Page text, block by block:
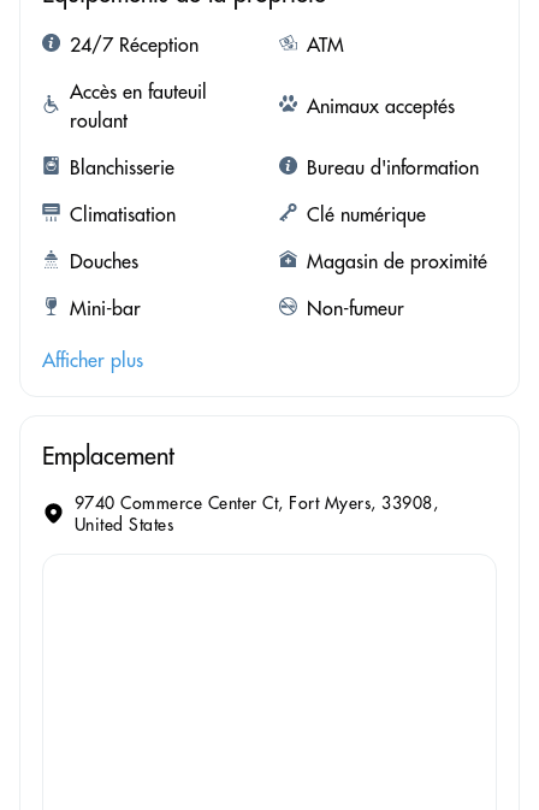
24/7 Réception
ATM
Accès en fauteuil
roulant
Animaux acceptés
Blanchisserie
Bureau d'information
Climatisation
Clé numérique
Douches
Magasin de proximité
Mini-bar
Non-fumeur
Afficher plus
Emplacement
9740 Commerce Center Ct, Fort Myers, 33908,
United States